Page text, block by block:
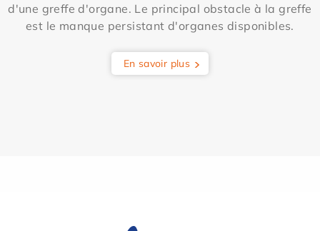
d'une greffe d'organe. Le principal obstacle à la greffe
est le manque persistant d'organes disponibles.
En savoir plus